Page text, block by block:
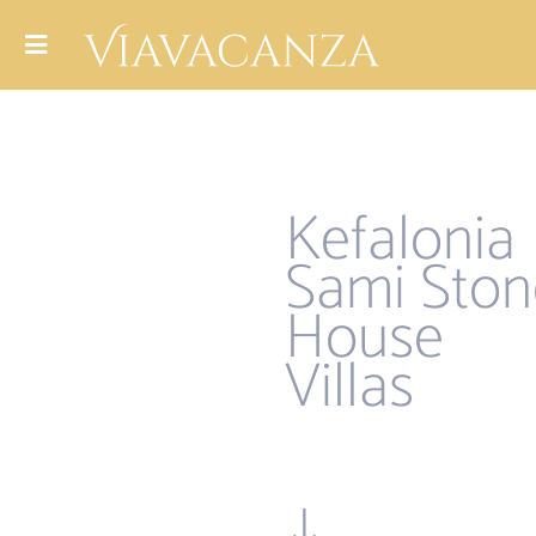
Kefalonia
Sami
House
Villas